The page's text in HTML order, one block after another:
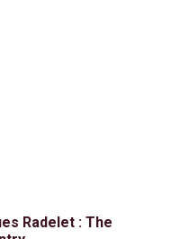
Radelet : The